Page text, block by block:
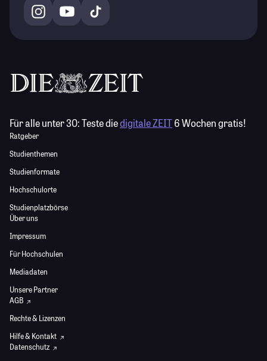
Für alle unter 30:Teste diedigitale ZEIT6 Wochen gratis!
Ratgeber
Studienthemen
Studienformate
Hochschulorte
Studienplatzbörse
Über uns
Impressum
Für Hochschulen
Mediadaten
Unsere Partner
AGB
Rechte & Lizenzen
Hilfe & Kontakt
Datenschutz